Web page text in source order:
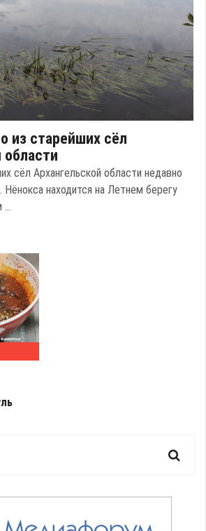
из старейших сёл
области
сёл Архангельской области недавно
находится на Летнем берегу
...